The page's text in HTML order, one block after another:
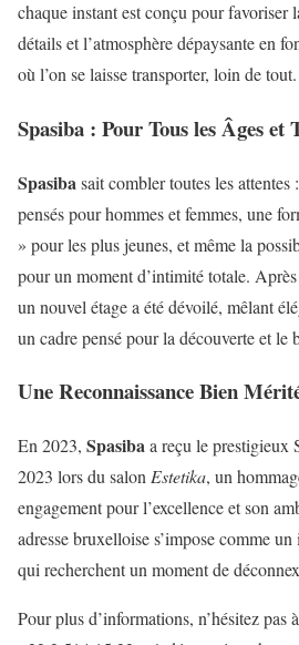
chaque instant est conçu pour favoriser
détails et l’atmosphère dépaysante en
où l’on se laisse transporter, loin de tout.
Spasiba : Pour Tous les Âges et
Spasibasait combler toutes les
pensés pour hommes et femmes, une
» pour les plus jeunes, et même la
pour un moment d’intimité totale.
un nouvel étage a été dévoilé, mêlant
un cadre pensé pour la découverte et le
Une Reconnaissance Bien
En 2023, Spasibaa reçu le prestigieux
2023 lors du salon Estetika, un
engagement pour l’excellence et son
adresse bruxelloise s’impose comme
qui recherchent un moment de
Pour plus d’informations, n’hésitez pas